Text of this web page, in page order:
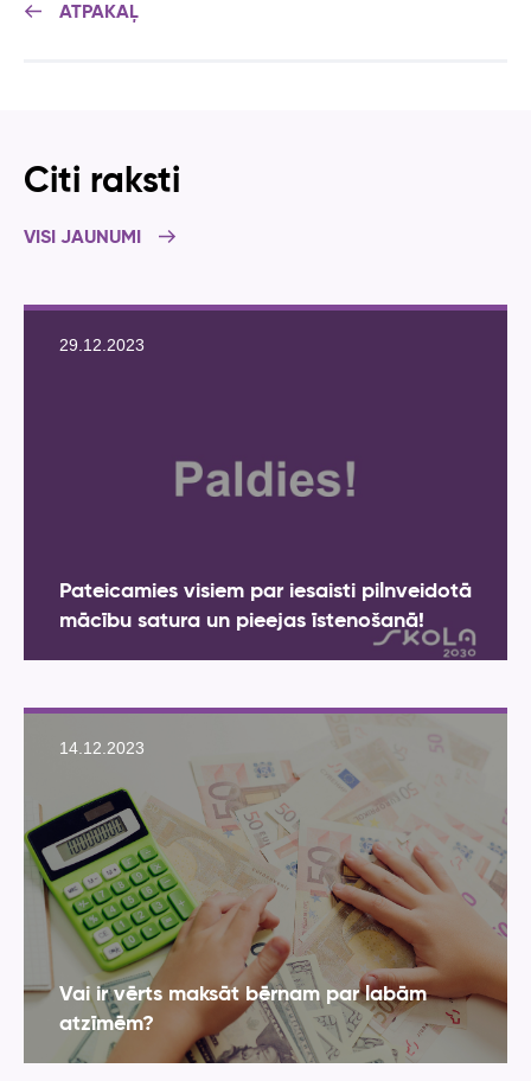
ATPAKAĻ
Citi raksti
VISI JAUNUMI
29.12.2023
Pateicamies visiem par iesaisti pilnveidotā
mācību satura un pieejas īstenošanā!
14.12.2023
Vai ir vērts maksāt bērnam par labām
atzīmēm?